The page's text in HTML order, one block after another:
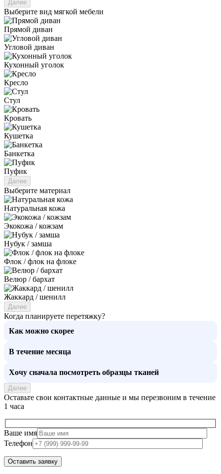
Далее
Выберите вид мягкой мебели
Прямой диван
Угловой диван
Кухонный уголок
Кресло
Стул
Кровать
Кушетка
Банкетка
Пуфик
Далее
Выберите материал
Натуральная кожа
Экокожа / кожзам
Нубук / замша
Флок / флок на флоке
Велюр / бархат
Жаккард / шенилл
Далее
Когда планируете перетяжку?
Как можно скорее
В течение месяца
Хочу сначала посмотреть образцы тканей
Далее
Оставьте свои контактные данные и мы перезвоним в течение
1 часа
Ваше имя
Телефон